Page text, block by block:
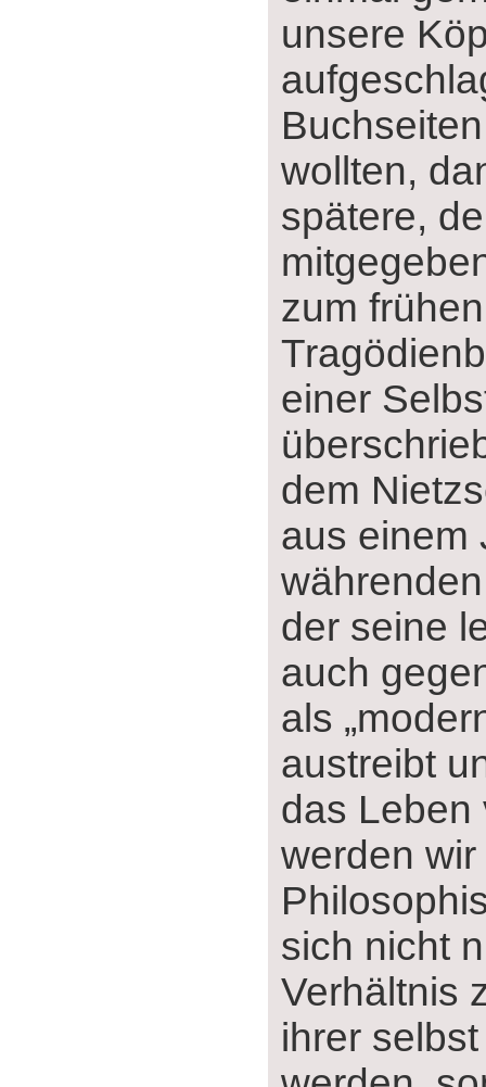
unsere
wollten,
spätere,
zum frühen
einer
dem
aus einem
der seine
auch
als
austreibt
das Leben
werden
sich nicht
Verhältnis
ihrer